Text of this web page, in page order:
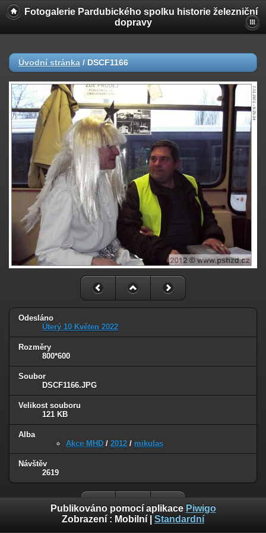
Fotogalerie Pardubického spolku historie železniční
dopravy
Úvodní stránka / DSCF1166
Odesláno
Úterý 10 Květen 2022
Rozměry
800*600
Soubor
DSCF1166.JPG
Velikost souboru
121 KB
Alba
Akce MHD / 2012 / mikulas
Návštěv
2619
Publikováno pomocí aplikace Piwigo
Zobrazení : Mobilní Standardní